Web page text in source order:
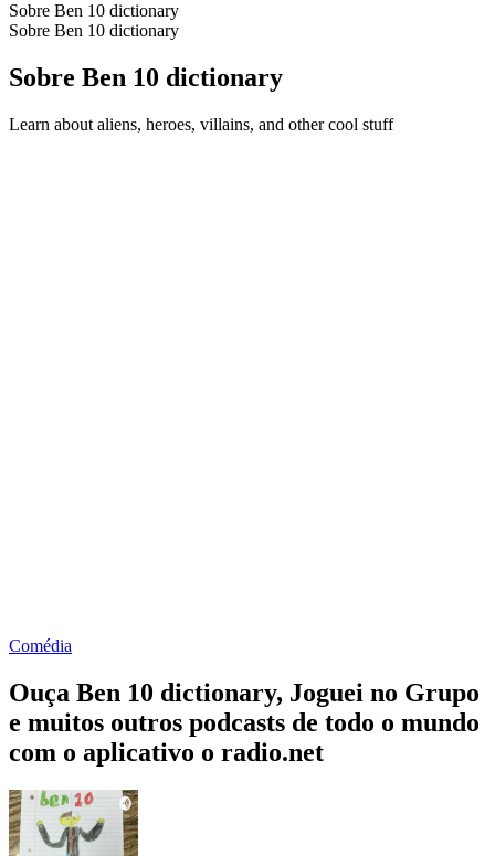
Sobre Ben 10 dictionary
Sobre Ben 10 dictionary
Sobre Ben 10 dictionary
Learn about aliens, heroes, villains, and other cool stuff
Comédia
Ouça Ben 10 dictionary, Joguei no Grupo
e muitos outros podcasts de todo o mundo
com o aplicativo o radio.net